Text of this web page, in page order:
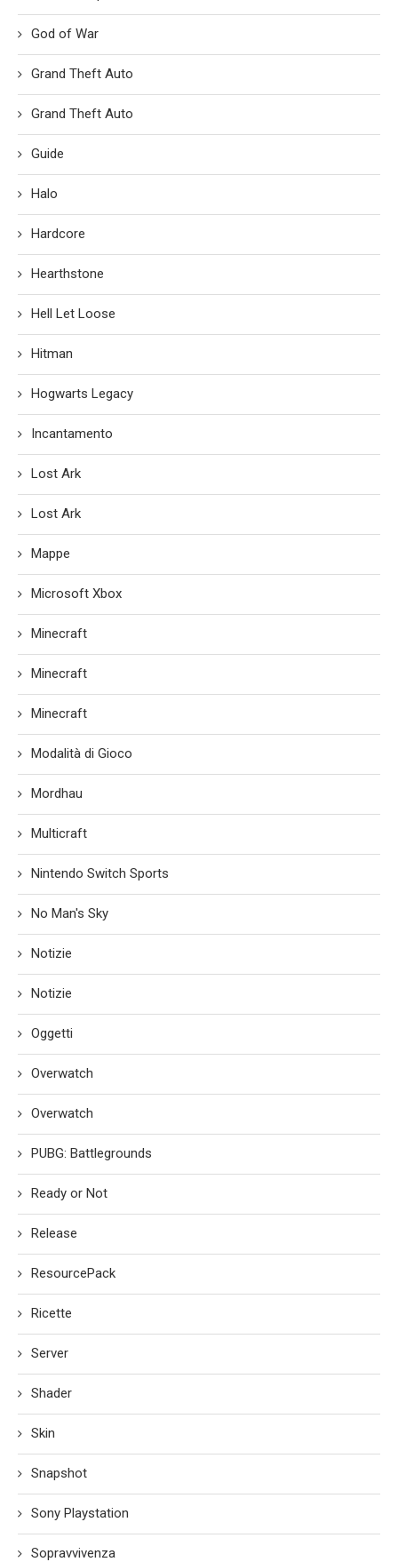
God of War
Grand Theft Auto
Grand Theft Auto
Guide
Halo
Hardcore
Hearthstone
Hell Let Loose
Hitman
Hogwarts Legacy
Incantamento
Lost Ark
Lost Ark
Mappe
Microsoft Xbox
Minecraft
Minecraft
Minecraft
Modalità di Gioco
Mordhau
Multicraft
Nintendo Switch Sports
No Man's Sky
Notizie
Notizie
Oggetti
Overwatch
Overwatch
PUBG: Battlegrounds
Ready or Not
Release
ResourcePack
Ricette
Server
Shader
Skin
Snapshot
Sony Playstation
Sopravvivenza